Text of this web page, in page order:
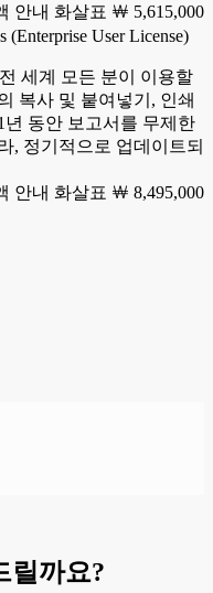
￦ 5,615,000
(Enterprise User License)
세계 모든 분이 이용할
복사 및 붙여넣기, 인쇄
동안 보고서를 무제한
, 정기적으로 업데이트되
￦ 8,495,000
릴까요?